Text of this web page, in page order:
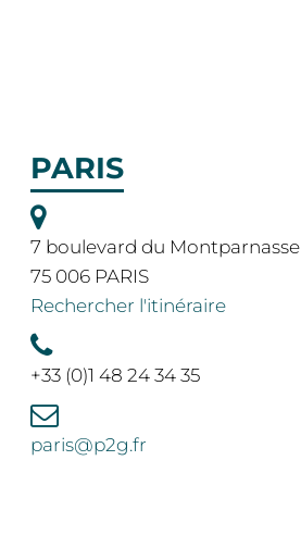
PARIS
7 boulevard du Montparnasse
75 006 PARIS
Rechercher l'itinéraire
+33 (0)1 48 24 34 35
paris@p2g.fr